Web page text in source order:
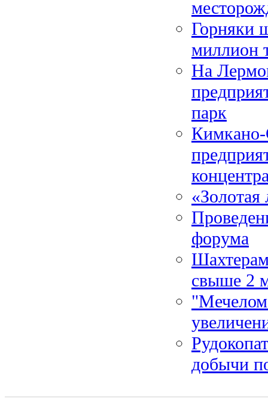
Горняки
миллион
На
парк
Кимкано-
«Золотая
форума
свыше 2
добычи